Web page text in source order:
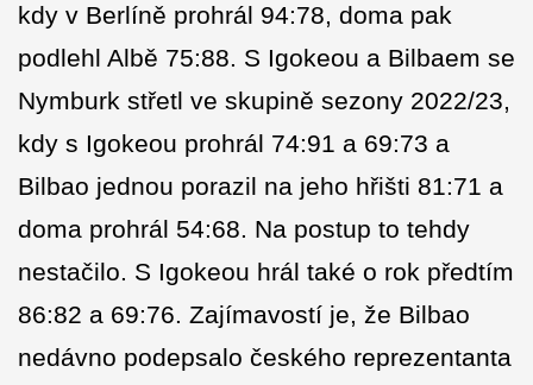
kdy v Berlíně prohrál 94:78, doma pak
podlehl Albě 75:88. S Igokeou a Bilbaem se
Nymburk střetl ve skupině sezony 2022/23,
kdy s Igokeou prohrál 74:91 a 69:73 a
Bilbao jednou porazil na jeho hřišti 81:71 a
doma prohrál 54:68. Na postup to tehdy
nestačilo. S Igokeou hrál také o rok předtím
86:82 a 69:76. Zajímavostí je, že Bilbao
nedávno podepsalo českého reprezentanta